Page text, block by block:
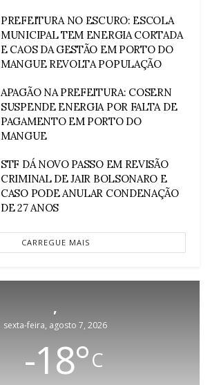
PREFEITURA NO ESCURO: ESCOLA
MUNICIPAL TEM ENERGIA CORTADA
E CAOS DA GESTÃO EM PORTO DO
MANGUE REVOLTA POPULAÇÃO
APAGÃO NA PREFEITURA: COSERN
SUSPENDE ENERGIA POR FALTA DE
PAGAMENTO EM PORTO DO
MANGUE
STF DÁ NOVO PASSO EM REVISÃO
CRIMINAL DE JAIR BOLSONARO E
CASO PODE ANULAR CONDENAÇÃO
DE 27 ANOS
CARREGUE MAIS
,
sexta-feira, agosto 7, 2026
-18°C